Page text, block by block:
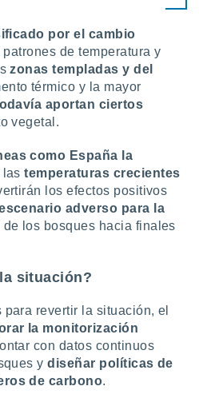
por el cambio
de temperatura y
zonas templadas y del
térmico y la mayor
aportan ciertos
vegetal.
como España la
lastemperaturas crecientes
los efectos positivos
adverso para la
los bosques hacia finales
situación?
revertir la situación, el
la monitorización
con datos continuos
ydiseñar políticas de
de carbono.